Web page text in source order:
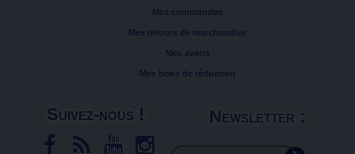
Mes commandes
Mes retours de marchandise
Mes avoirs
Mes bons de réduction
Suivez-nous ! Newsletter :